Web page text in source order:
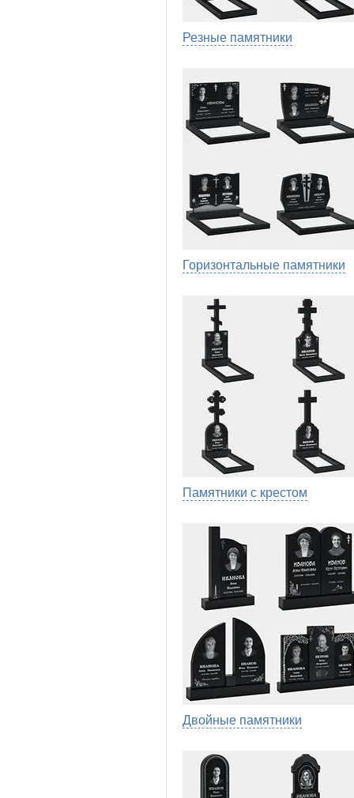
Резные памятники
Горизонтальные памятники
Памятники с крестом
Двойные памятники